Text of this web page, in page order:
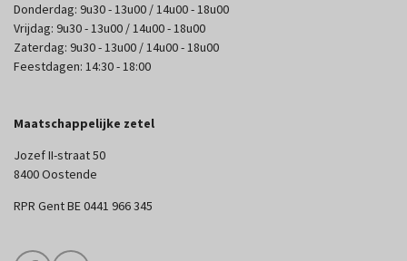
Donderdag: 9u30 - 13u00 / 14u00 - 18u00
Vrijdag: 9u30 - 13u00 / 14u00 - 18u00
Zaterdag: 9u30 - 13u00 / 14u00 - 18u00
Feestdagen: 14:30 - 18:00
Maatschappelijke zetel
Jozef II-straat 50
8400 Oostende
RPR Gent BE 0441 966 345